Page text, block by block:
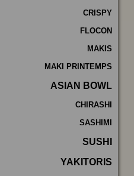
CRISPY
FLOCON
MAKIS
MAKI PRINTEMPS
ASIAN BOWL
CHIRASHI
SASHIMI
SUSHI
YAKITORIS